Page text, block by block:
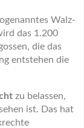
Walz-
das 1.200
die das
entstehen die
zu belassen,
ist. Das hat